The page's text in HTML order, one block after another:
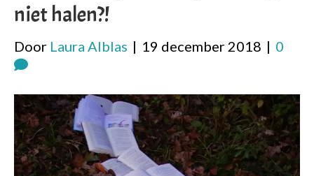
niet halen?!
Door Laura Alblas | 19 december 2018 | 0